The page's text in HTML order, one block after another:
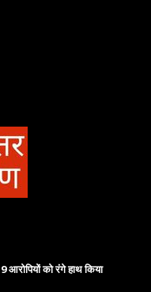
को रंगे हाथ किया